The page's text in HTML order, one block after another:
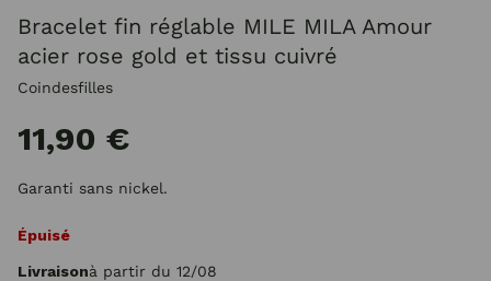
Bracelet fin réglable MILE MILA Amour
acier rose gold et tissu cuivré
Coindesfilles
11,90 €
Garanti sans nickel.
Épuisé
Livraisonà partir du 12/08